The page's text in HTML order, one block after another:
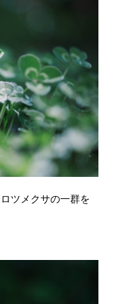
ツメクサの一群を